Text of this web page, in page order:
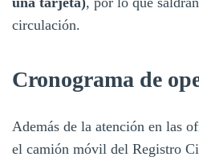
circulación.
Cronograma de
Además de la atención en las
el camión móvil del Registro